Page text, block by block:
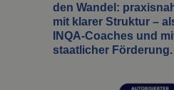
den Wandel:
mit klarer Struktur –
INQA-Coaches und
staatlicher Förderung.